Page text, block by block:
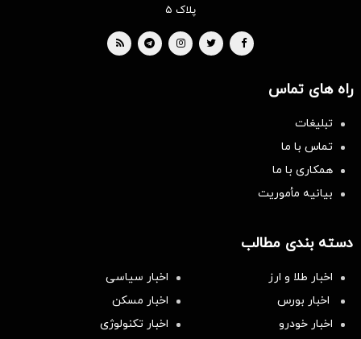
پلاک ۵
راه های تماس
تبلیغات
تماس با ما
همکاری با ما
بیانیه مأموریت
دسته بندی مطالب
اخبار طلا و ارز
اخبار سیاسی
اخبار بورس
اخبار مسکن
اخبار خودرو
اخبار تکنولوژی